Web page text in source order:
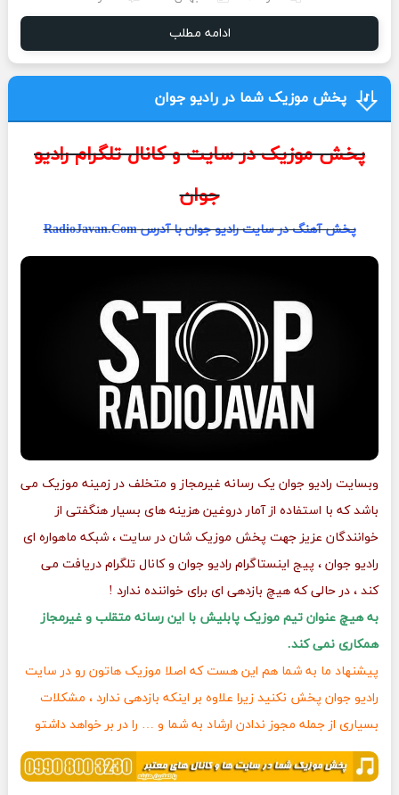
ادامه مطلب
پخش موزیک شما در رادیو جوان
پخش موزیک در سایت و کانال تلگرام رادیو
جوان
پخش آهنگ در سایت رادیو جوان با آدرس RadioJavan.Com
وبسایت رادیو جوان یک رسانه غیرمجاز و متخلف در زمینه موزیک می
باشد که با استفاده از آمار دروغین هزینه های بسیار هنگفتی از
خوانندگان عزیز جهت پخش موزیک شان در سایت ، شبکه ماهواره ای
رادیو جوان ، پیج اینستاگرام رادیو جوان و کانال تلگرام دریافت می
کند ، در حالی که هیچ بازدهی ای برای خواننده ندارد !
به هیچ عنوان تیم موزیک پابلیش با این رسانه متقلب و غیرمجاز
همکاری نمی کند.
پیشنهاد ما به شما هم این هست که اصلا موزیک هاتون رو در سایت
رادیو جوان پخش نکنید زیرا علاوه بر اینکه بازدهی ندارد ، مشکلات
بسیاری از جمله مجوز ندادن ارشاد به شما و … را در بر خواهد داشتو